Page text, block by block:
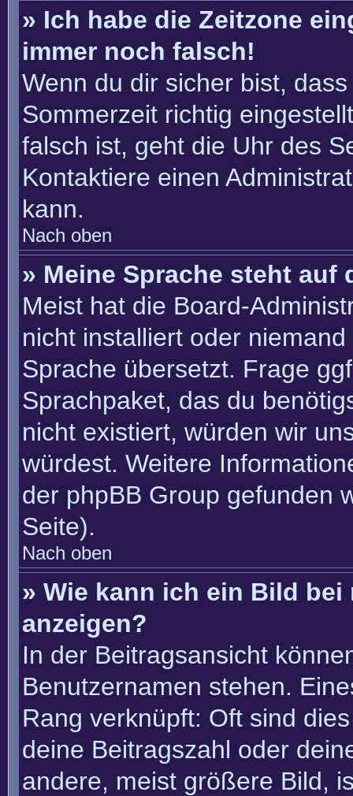
» Ich habe die Zeitzone
immer noch falsch!
Wenn du dir sicher bist,
Sommerzeit richtig
falsch ist, geht die Uhr des
Kontaktiere einen
kann.
Nach oben
» Meine Sprache steht
Meist hat die Board-
nicht installiert oder
Sprache übersetzt. Frage
Sprachpaket, das du
nicht existiert, würden wir
würdest. Weitere
der phpBB Group gefunden
Seite).
Nach oben
» Wie kann ich ein Bild bei
anzeigen?
In der Beitragsansicht
Benutzernamen stehen.
Rang verknüpft: Oft sind
deine Beitragszahl oder
andere, meist größere Bild,